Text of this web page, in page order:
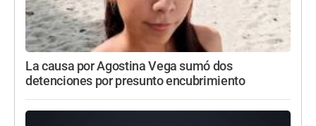
La causa por Agostina Vega sumó dos
detenciones por presunto encubrimiento